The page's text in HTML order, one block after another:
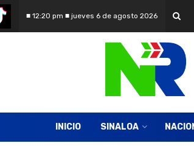
■ 12:20 pm ■ jueves 6 de agosto 2026
INICIO SINALOA